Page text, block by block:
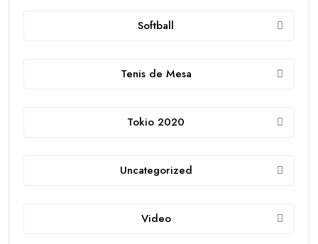
Softball
Tenis de Mesa
Tokio 2020
Uncategorized
Video